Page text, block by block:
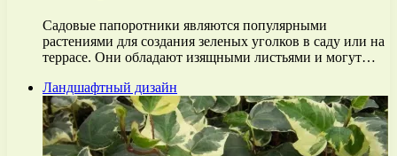
Садовые папоротники являются популярными
растениями для создания зеленых уголков в саду или на
террасе. Они обладают изящными листьями и могут…
Ландшафтный дизайн